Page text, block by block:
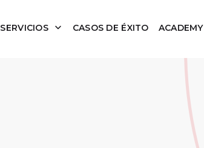
SERVICIOS CASOS DE ÉXITO ACADEMY